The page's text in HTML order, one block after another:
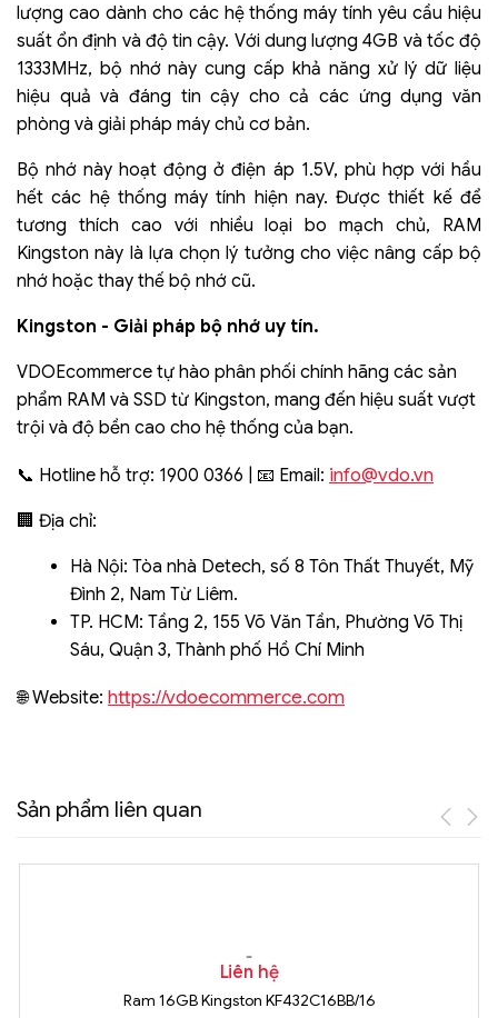
lượng cao dành cho các hệ thống máy tính yêu cầu hiệu
suất ổn định và độ tin cậy. Với dung lượng 4GB và tốc độ
1333MHz, bộ nhớ này cung cấp khả năng xử lý dữ liệu
hiệu quả và đáng tin cậy cho cả các ứng dụng văn
phòng và giải pháp máy chủ cơ bản.
Bộ nhớ này hoạt động ở điện áp 1.5V, phù hợp với hầu
hết các hệ thống máy tính hiện nay. Được thiết kế để
tương thích cao với nhiều loại bo mạch chủ, RAM
Kingston này là lựa chọn lý tưởng cho việc nâng cấp bộ
nhớ hoặc thay thế bộ nhớ cũ.
Kingston - Giải pháp bộ nhớ uy tín.
VDOEcommerce tự hào phân phối chính hãng các sản
phẩm RAM và SSD từ Kingston, mang đến hiệu suất vượt
trội và độ bền cao cho hệ thống của bạn.
📞 Hotline hỗ trợ: 1900 0366 | 📧 Email: info@vdo.vn
🏢 Địa chỉ:
Hà Nội: Tòa nhà Detech, số 8 Tôn Thất Thuyết, Mỹ
Đình 2, Nam Từ Liêm.
TP. HCM: Tầng 2, 155 Võ Văn Tần, Phường Võ Thị
Sáu, Quận 3, Thành phố Hồ Chí Minh
🌐 Website: https://vdoecommerce.com
Sản phẩm liên quan
Liên hệ
Ram 16GB Kingston KF432C16BB/16